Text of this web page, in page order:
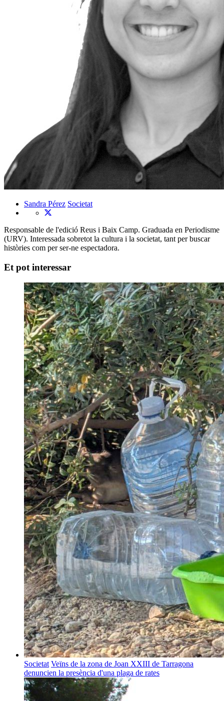
Sandra Pérez Societat
Responsable de l'edició Reus i Baix Camp. Graduada en Periodisme
(URV). Interessada sobretot la cultura i la societat, tant per buscar
històries com per ser-ne espectadora.
Et pot interessar
Societat Veïns de la zona de Joan XXIII de Tarragona
denuncien la presència d'una plaga de rates